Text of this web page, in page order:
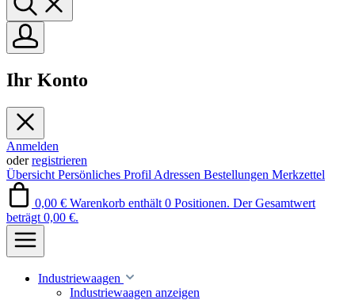
Ihr Konto
Anmelden
oderregistrieren
Übersicht Persönliches Profil Adressen Bestellungen Merkzettel
0,00 € Warenkorb enthält 0 Positionen. Der Gesamtwert
beträgt 0,00 €.
Industriewaagen
Industriewaagen anzeigen